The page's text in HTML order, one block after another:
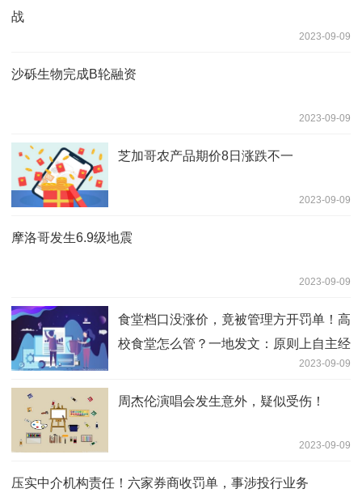
战
2023-09-09
沙砾生物完成B轮融资
2023-09-09
芝加哥农产品期价8日涨跌不一
2023-09-09
摩洛哥发生6.9级地震
2023-09-09
食堂档口没涨价，竟被管理方开罚单！高
校食堂怎么管？一地发文：原则上自主经
2023-09-09
周杰伦演唱会发生意外，疑似受伤！
2023-09-09
压实中介机构责任！六家券商收罚单，事涉投行业务